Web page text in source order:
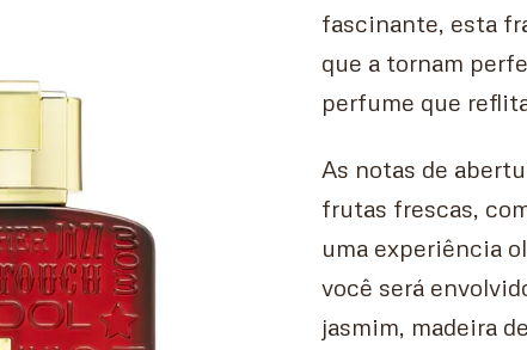
fascinante, esta
que a tornam
perfume que
As notas de
frutas frescas,
uma experiência
você será
jasmim, madeira